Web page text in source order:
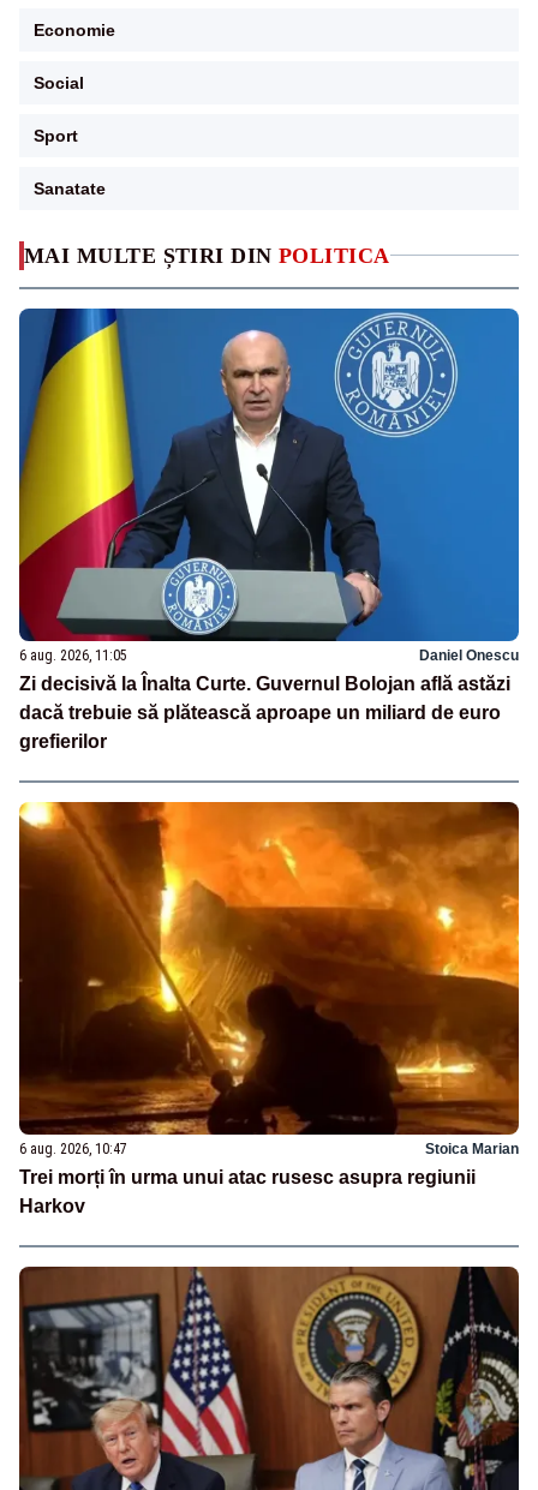
MAI MULTE ȘTIRI DIN POLITICA
6 aug. 2026, 11:05 Daniel Onescu
Zi decisivă la Înalta Curte. Guvernul Bolojan află astăzi
dacă trebuie să plătească aproape un miliard de euro
grefierilor
6 aug. 2026, 10:47 Stoica Marian
Trei morți în urma unui atac rusesc asupra regiunii
Harkov
Economie
Social
Sport
Sanatate